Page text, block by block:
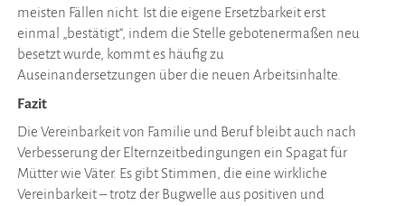
meisten Fällen nicht. Ist die eigene Ersetzbarkeit erst
einmal „bestätigt“, indem die Stelle gebotenermaßen neu
besetzt wurde, kommt es häufig zu
Auseinandersetzungen über die neuen Arbeitsinhalte.
Fazit
Die Vereinbarkeit von Familie und Beruf bleibt auch nach
Verbesserung der Elternzeitbedingungen ein Spagat für
Mütter wie Väter. Es gibt Stimmen, die eine wirkliche
Vereinbarkeit – trotz der Bugwelle aus positiven und